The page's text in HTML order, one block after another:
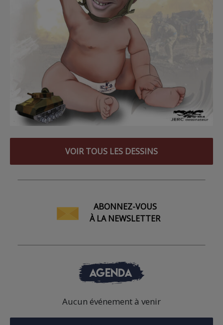
VOIR TOUS LES DESSINS
ABONNEZ-VOUS
À LA NEWSLETTER
AGENDA
Aucun événement à venir